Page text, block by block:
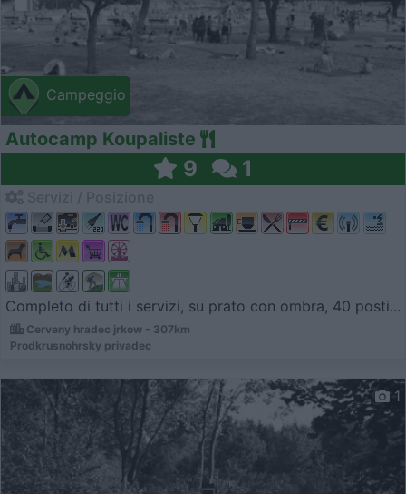
Campeggio
Autocamp Koupaliste
9 1
Completo di tutti i servizi, su prato con ombra, 40 posti...
Cerveny hradec jrkow - 307km
Prodkrusnohrsky privadec
1